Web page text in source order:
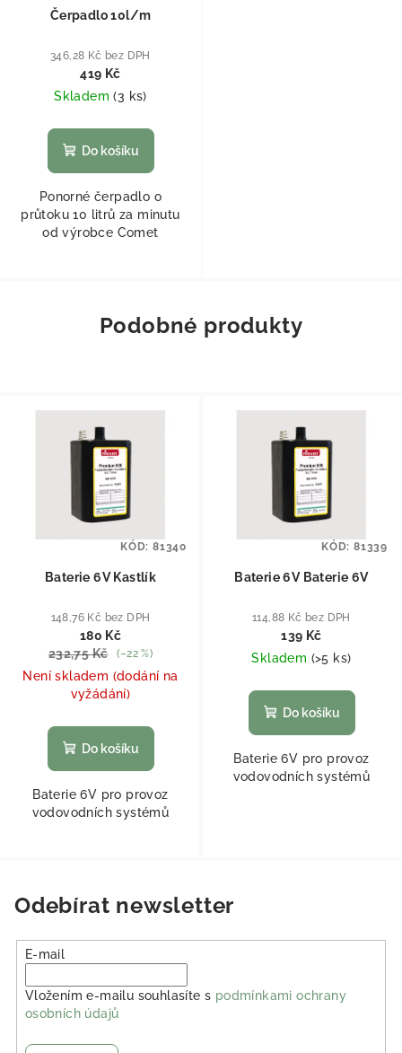
Čerpadlo 10l/m
346,28 Kč bez DPH
419 Kč
Skladem(3 ks)
Do košíku
Ponorné čerpadlo o
průtoku 10 litrů za minutu
od výrobce Comet
Podobné produkty
Baterie 6V Kastlík
148,76 Kč bez DPH
180 Kč
232,75 Kč
(–22 %)
Není skladem (dodání na
vyžádání)
Do košíku
Baterie 6V pro provoz
vodovodních systémů
KÓD: 81340
Baterie 6V Baterie 6V
114,88 Kč bez DPH
139 Kč
Skladem (>5 ks)
Do košíku
Baterie 6V pro provoz
vodovodních systémů
KÓD: 81339
Odebírat newsletter
E-mail
Vložením e-mailu souhlasíte s podmínkami ochrany
osobních údajů